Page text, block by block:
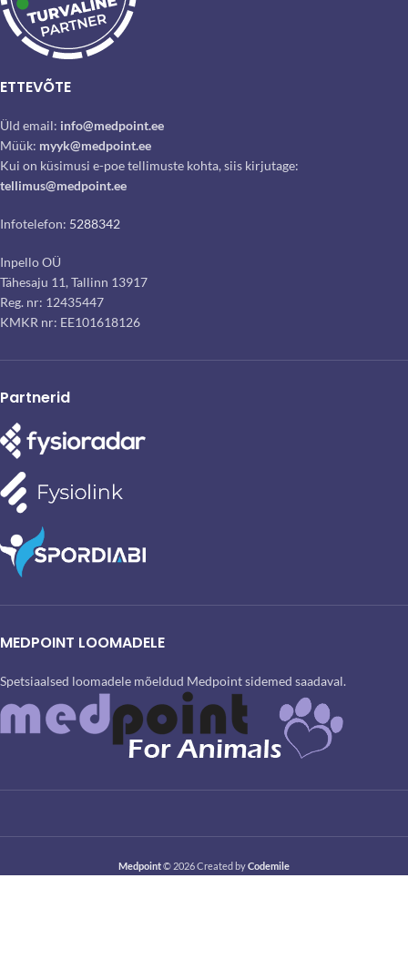
ETTEVÕTE
Üld email: info@medpoint.ee
Müük: myyk@medpoint.ee
Kui on küsimusi e-poe tellimuste kohta, siis kirjutage:
tellimus@medpoint.ee
Infotelefon: 5288342
Inpello OÜ
Tähesaju 11, Tallinn 13917
Reg. nr: 12435447
KMKR nr: EE101618126
Partnerid
MEDPOINT LOOMADELE
Spetsiaalsed loomadele mõeldud Medpoint sidemed saadaval.
Medpoint© 2026 Created byCodemile